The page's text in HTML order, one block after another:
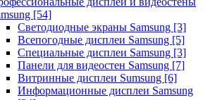
[54]
Светодиодные экраны Samsung [3]
Всепогодные дисплеи Samsung [5]
Специальные дисплеи Samsung [3]
Панели для видеостен Samsung [7]
Витринные дисплеи Sumsung [6]
Информационные дисплеи Samsung